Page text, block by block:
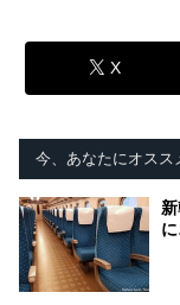
X
今、あなたにオスス